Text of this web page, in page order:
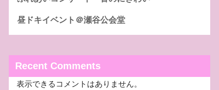
昼ドキイベント＠瀬谷公会堂
Recent Comments
表示できるコメントはありません。